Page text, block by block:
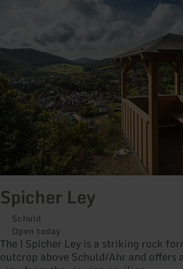
Spicher Ley
Schuld
Open today
The | Spicher Ley is a striking rock
outcrop above Schuld/Ahr and offers